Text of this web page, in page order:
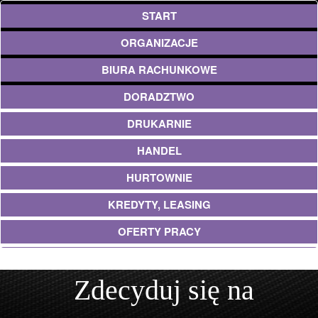
START
ORGANIZACJE
BIURA RACHUNKOWE
DORADZTWO
DRUKARNIE
HANDEL
HURTOWNIE
KREDYTY, LEASING
OFERTY PRACY
BANKI, PRZELEWY, WALUTY, KANTORY
USŁUGI BUDOWLANE
Zdecyduj się na